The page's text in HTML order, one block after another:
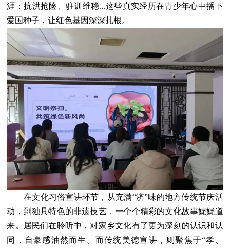
涯：抗洪抢险、驻训维稳...这些真实经历在青少年心中播下
爱国种子，让红色基因深深扎根。
在文化习俗宣讲环节，从充满“济”味的地方传统节庆活
动，到独具特色的非遗技艺，一个个精彩的文化故事娓娓道
来。居民们在聆听中，对家乡文化有了更为深刻的认识和认
同，自豪感油然而生。而传统美德宣讲，则聚焦于“孝、